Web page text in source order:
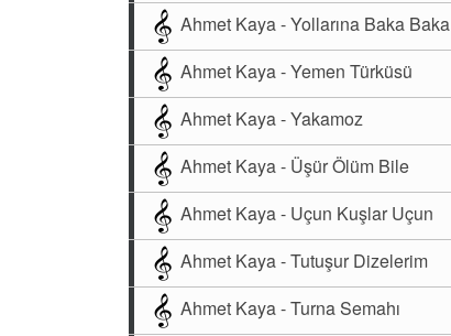
Ahmet Kaya - Yollarına Baka Baka
Ahmet Kaya - Yemen Türküsü
Ahmet Kaya - Yakamoz
Ahmet Kaya - Üşür Ölüm Bile
Ahmet Kaya - Uçun Kuşlar Uçun
Ahmet Kaya - Tutuşur Dizelerim
Ahmet Kaya - Turna Semahı